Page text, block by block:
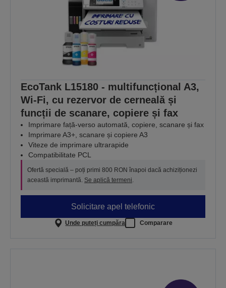
EcoTank L15180 - multifuncțional A3,
Wi-Fi, cu rezervor de cerneală și
funcții de scanare, copiere și fax
Imprimare față-verso automată, copiere, scanare și fax
Imprimare A3+, scanare și copiere A3
Viteze de imprimare ultrarapide
Compatibilitate PCL
Ofertă specială – poți primi 800 RON înapoi dacă achiziționezi
această imprimantă. Se aplică termeni.
Solicitare apel telefonic
Unde puteți cumpăra Comparare